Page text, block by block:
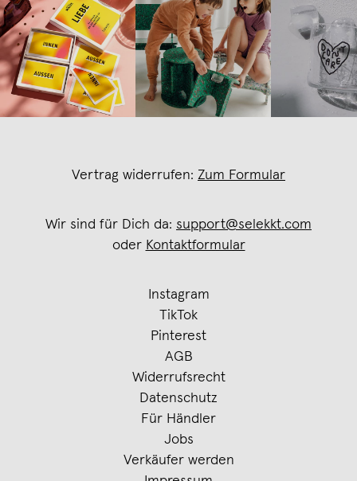
Vertrag widerrufen: Zum Formular
Wir sind für Dich da: support@selekkt.com
oder Kontaktformular
Instagram
TikTok
Pinterest
AGB
Widerrufsrecht
Datenschutz
Für Händler
Jobs
Verkäufer werden